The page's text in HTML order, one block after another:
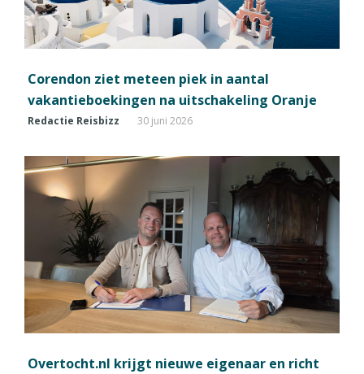
Corendon ziet meteen piek in aantal
vakantieboekingen na uitschakeling Oranje
Redactie Reisbizz 30 juni 2026
Overtocht.nl krijgt nieuwe eigenaar en richt